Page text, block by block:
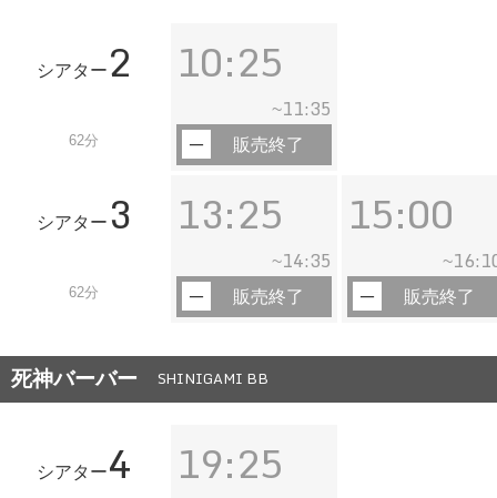
シアター 2
62分
10:25
~11:35
販売終了
シアター 3
62分
13:25
~14:35
販売終了
15:00
~
販売終了
死神バーバー SHINIGAMI BB
シアター4 19:25